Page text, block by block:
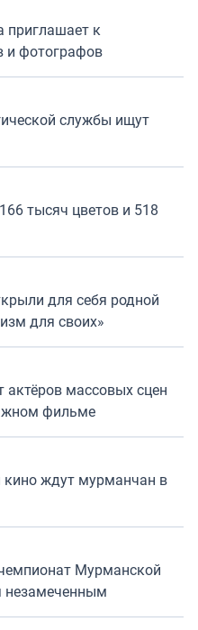
приглашает к
и фотографов
службы ищут
тысяч цветов и 518
для себя родной
для своих»
массовых сцен
фильме
кино ждут мурманчан в
Мурманской
незамеченным